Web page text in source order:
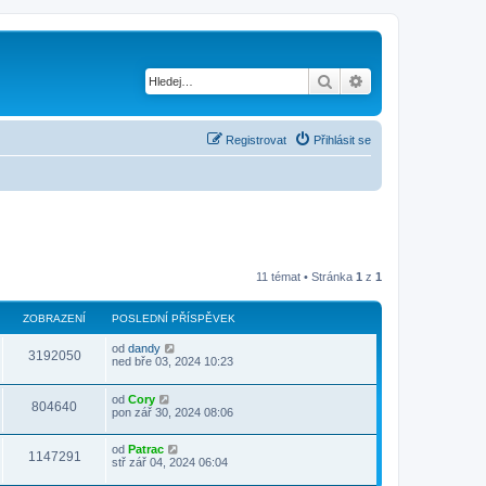
Hledat
Přihlásit se
Registrovat
11 témat • Stránka 1 z 1
ZOBRAZENÍ POSLEDNÍ PŘÍSPĚVEK
3192050 od dandy
ned bře 03, 2024 10:23
804640 od Cory
pon zář 30, 2024 08:06
1147291 od Patrac
stř zář 04, 2024 06:04